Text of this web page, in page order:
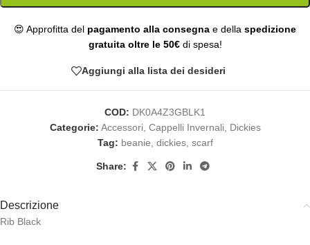
😍 Approfitta del pagamento alla consegna e della spedizione
gratuita oltre le 50€di spesa!
Aggiungi alla lista dei desideri
COD: DK0A4Z3GBLK1
Categorie: Accessori, Cappelli Invernali, Dickies
Tag: beanie dickies, scarf
Share:
Descrizione
Rib Black